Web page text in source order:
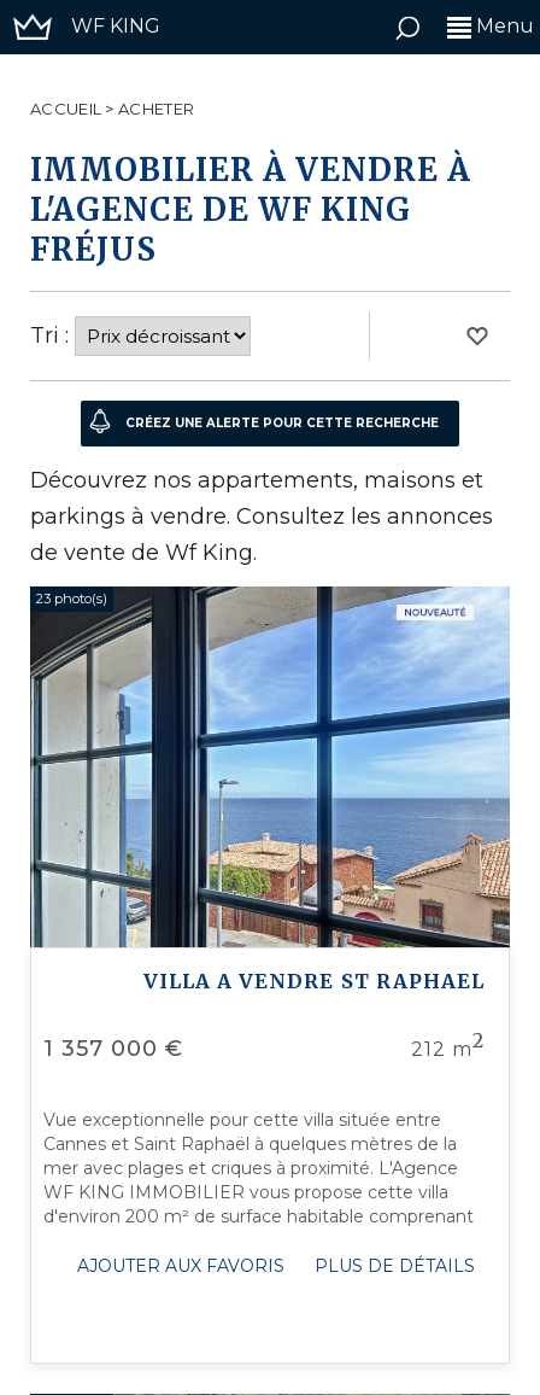
WF KING Menu
ACCUEIL >ACHETER
IMMOBILIER À VENDRE À
L'AGENCE DE WF KING
FRÉJUS
Tri :
Découvrez nos appartements, maisons et
parkings à vendre. Consultez les annonces
de vente de Wf King.
23 photo(s)
VILLA A VENDRE ST RAPHAEL
212 m2
1 357 000 €
Vue exceptionnelle pour cette villa située entre
Cannes et Saint Raphaël à quelques mètres de la
mer avec plages et criques à proximité. L'Agence
WF KING IMMOBILIER vous propose cette villa
d'environ 200 m² de surface habitable comprenant
AJOUTER AUX FAVORIS
PLUS DE DÉTAILS